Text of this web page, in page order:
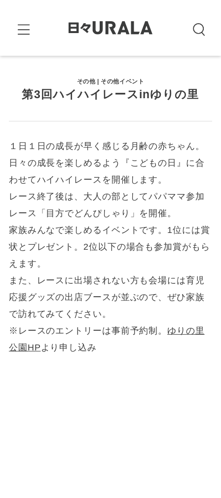
その他 | その他イベント
第3回ハイハイレースinゆりの里
１日１日の成長が早く感じる月齢の赤ちゃん。
日々の成長を楽しめるよう『こどもの日』に合
わせてハイハイレースを開催します。
レース終了後は、大人の部としてパパママ参加
レース「目方でどんぴしゃり」を開催。
家族みんなで楽しめるイベントです。1位には賞
状とプレゼント。2位以下の場合も参加賞がもら
えます。
また、レースに出場されない方も会場には育児
応援グッズの出店ブースが並ぶので、ぜひ家族
で訪れてみてください。
※レースのエントリーは事前予約制。 ゆりの里
公園HP より申し込み